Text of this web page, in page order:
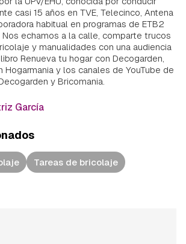
casi 15 años en TVE, Telecinco, Antena
habitual en programas de ETB2
echamos a la calle, comparte trucos
y manualidades con una audiencia
Renueva tu hogar con Decogarden,
Hogarmania y los canales de YouTube de
y Bricomania.
García
Tareas de bricolaje